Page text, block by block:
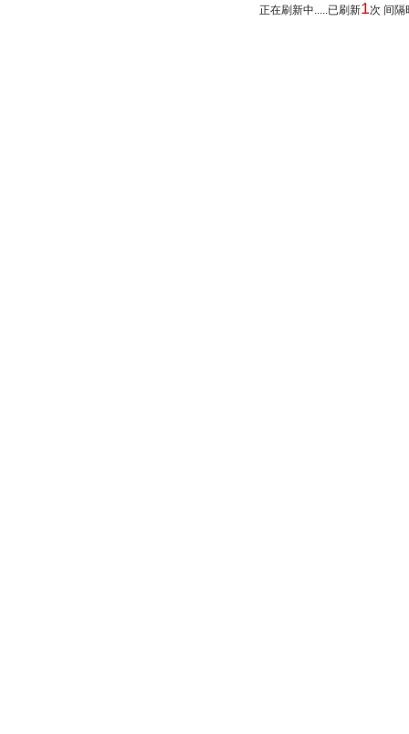
正在刷新中.....已刷新1次 间隔